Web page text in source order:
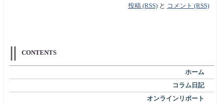
投稿 (RSS)と コメント (RSS)
CONTENTS
ホーム
コラム日記
オンラインリポート